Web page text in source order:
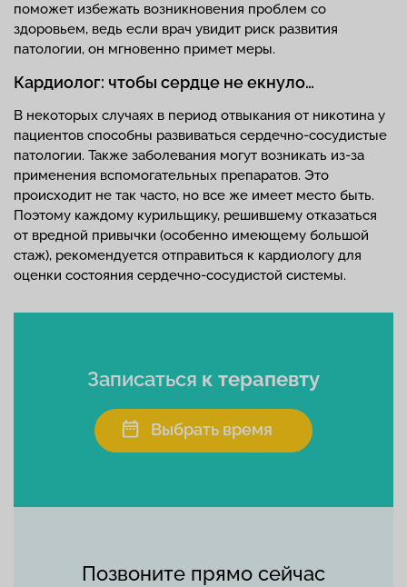
поможет избежать возникновения проблем со
здоровьем, ведь если врач увидит риск развития
патологии, он мгновенно примет меры.
Кардиолог: чтобы сердце не екнуло…
В некоторых случаях в период отвыкания от никотина у
пациентов способны развиваться сердечно-сосудистые
патологии. Также заболевания могут возникать из-за
применения вспомогательных препаратов. Это
происходит не так часто, но все же имеет место быть.
Поэтому каждому курильщику, решившему отказаться
от вредной привычки (особенно имеющему большой
стаж), рекомендуется отправиться к кардиологу для
оценки состояния сердечно-сосудистой системы.
Позвоните прямо сейчас
Записаться к терапевту
Выбрать время